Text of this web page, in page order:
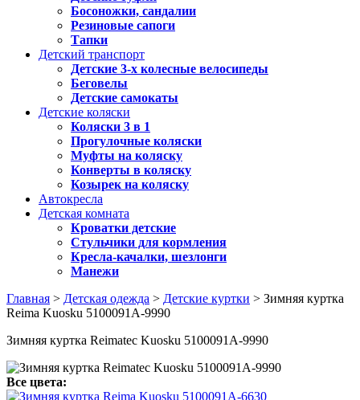
Босоножки, сандалии
Резиновые сапоги
Тапки
Детский транспорт
Детские 3-х колесные велосипеды
Беговелы
Детские самокаты
Детские коляски
Коляски 3 в 1
Прогулочные коляски
Муфты на коляску
Конверты в коляску
Козырек на коляску
Автокресла
Детская комната
Кроватки детские
Стульчики для кормления
Кресла-качалки, шезлонги
Манежи
Главная > Детская одежда > Детские куртки > Зимняя куртка
Reima Kuosku 5100091A-9990
Зимняя куртка Reimatec Kuosku 5100091A-9990
Все цвета: